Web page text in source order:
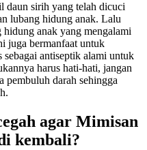
daun sirih yang telah dicuci
lubang hidung anak. Lalu
anak yang mengalami
juga bermanfaat untuk
sebagai antiseptik alami untuk
harus hati-hati, jangan
pembuluh darah sehingga
agar Mimisan
kembali?